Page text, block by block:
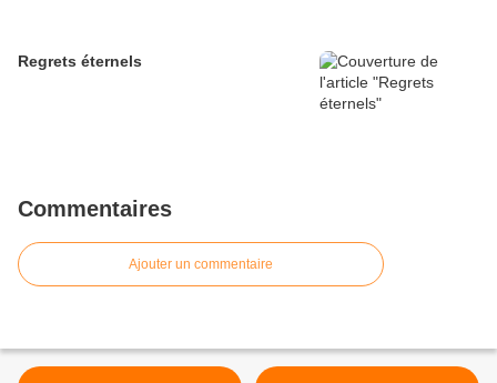
Regrets éternels
Commentaires
Ajouter un commentaire